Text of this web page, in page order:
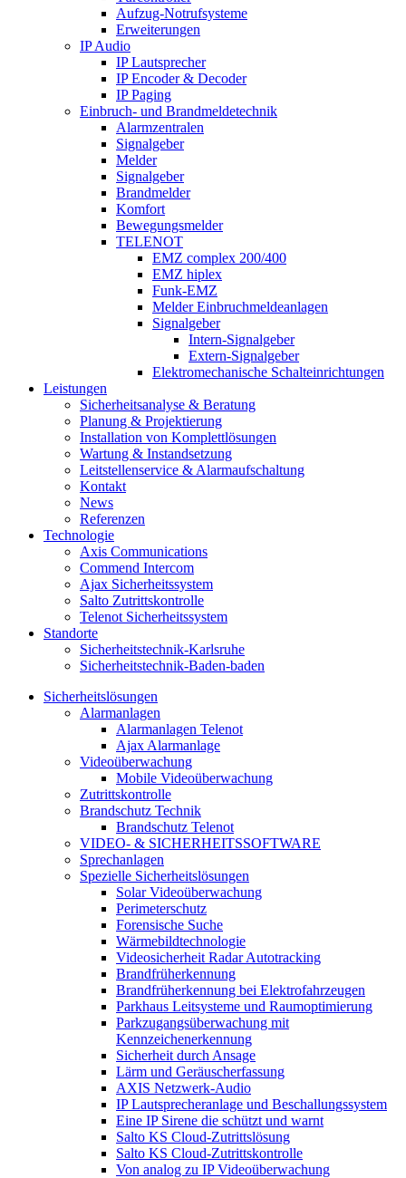
Aufzug-Notrufsysteme
Erweiterungen
IP Audio
IP Lautsprecher
IP Encoder & Decoder
IP Paging
Einbruch- und Brandmeldetechnik
Alarmzentralen
Signalgeber
Melder
Signalgeber
Brandmelder
Komfort
Bewegungsmelder
TELENOT
EMZ complex 200/400
EMZ hiplex
Funk-EMZ
Melder Einbruchmeldeanlagen
Signalgeber
Intern-Signalgeber
Extern-Signalgeber
Elektromechanische Schalteinrichtungen
Leistungen
Sicherheitsanalyse & Beratung
Planung & Projektierung​
Installation von Komplettlösungen
Wartung & Instandsetzung
Leitstellenservice & Alarmaufschaltung
Kontakt
News
Referenzen
Technologie
Axis Communications
Commend Intercom
Ajax Sicherheitssystem​
Salto Zutrittskontrolle
Telenot Sicherheitssystem
Standorte
Sicherheitstechnik-Karlsruhe
Sicherheitstechnik-Baden-baden
Sicherheitslösungen
Alarmanlagen
Alarmanlagen Telenot
Ajax Alarmanlage
Videoüberwachung
Mobile Videoüberwachung
Zutrittskontrolle
Brandschutz Technik
Brandschutz Telenot
VIDEO- & SICHERHEITSSOFTWARE
Sprechanlagen
Spezielle Sicherheitslösungen
Solar Videoüberwachung
Perimeterschutz
Forensische Suche
Wärmebildtechnologie
Videosicherheit Radar Autotracking​
Brandfrüherkennung
Brandfrüherkennung bei Elektrofahrzeugen
Parkhaus Leitsysteme und Raumoptimierung
Parkzugangsüberwachung mit
Kennzeichenerkennung
Sicherheit durch Ansage
Lärm und Geräuscherfassung
AXIS Netzwerk-Audio
IP Lautsprecheranlage und Beschallungssystem
Eine IP Sirene die schützt und warnt
Salto KS Cloud-Zutrittslösung
Salto KS Cloud-Zutrittskontrolle
Von analog zu IP Videoüberwachung